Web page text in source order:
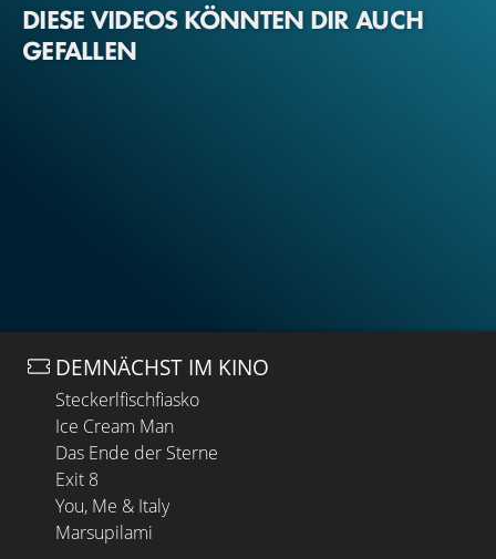
DIESE VIDEOS KÖNNTEN DIR AUCH
GEFALLEN
DEMNÄCHST IM KINO
Steckerlfischfiasko
Ice Cream Man
Das Ende der Sterne
Exit 8
You, Me & Italy
Marsupilami